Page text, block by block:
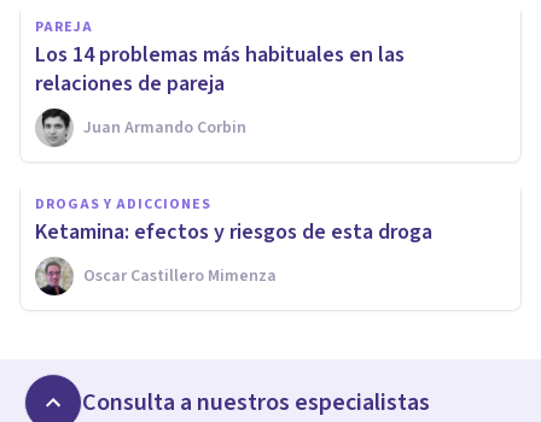
PAREJA
Los 14 problemas más habituales en las
relaciones de pareja
Juan Armando Corbin
DROGAS Y ADICCIONES
Ketamina: efectos y riesgos de esta droga
Oscar Castillero Mimenza
Consulta a nuestros especialistas